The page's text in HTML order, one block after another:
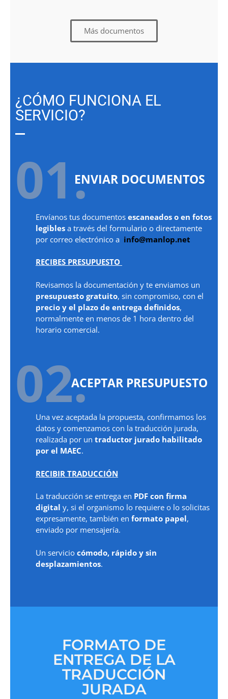
Más documentos
¿CÓMO FUNCIONA EL
SERVICIO?
01.ENVIAR DOCUMENTOS
Envíanos tus documentos escaneados o en fotos
legibles a través del formulario o directamente
por correo electrónico a info@manlop.net
RECIBES PRESUPUESTO
Revisamos la documentación y te enviamos un
presupuesto gratuito, sin compromiso, con el
precio y el plazo de entrega definidos,
normalmente en menos de 1 hora dentro del
horario comercial.
02.ACEPTAR PRESUPUESTO
Una vez aceptada la propuesta, confirmamos los
datos y comenzamos con la traducción jurada,
realizada por un traductor jurado habilitado
por el MAEC.
RECIBIR TRADUCCIÓN
La traducción se entrega en PDF con firma
digital y, si el organismo lo requiere o lo solicitas
expresamente, también en formato papel,
enviado por mensajería.
Un servicio cómodo, rápido y sin
desplazamientos.
FORMATO DE
ENTREGA DE LA
TRADUCCIÓN
JURADA